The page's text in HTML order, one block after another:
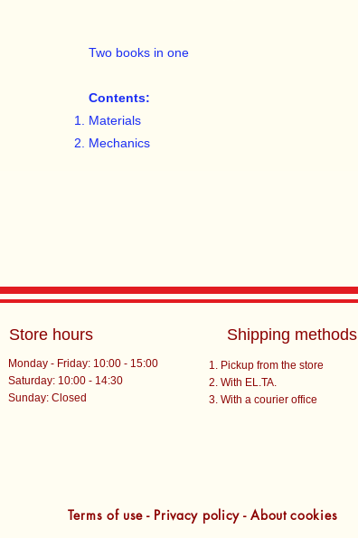
Two books in one
Contents:
Materials
Mechanics
Store hours
Monday - Friday: 10:00 - 15:00
Saturday: 10:00 - 14:30
​Sunday: Closed
Shipping methods
Pickup from the store
With EL.TA.
With a courier office
Terms of use - Privacy policy - About cookies